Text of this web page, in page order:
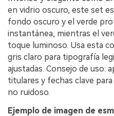
en vidrio oscuro, este set
fondo oscuro y el verde
instantánea, mientras el
toque luminoso. Usa esta
gris claro para tipografía
ajustadas. Consejo de uso:
titulares y fechas clave
no ruidoso.
Ejemplo de imagen de